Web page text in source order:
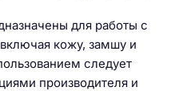
для работы с
кожу, замшу и
следует
производителя и